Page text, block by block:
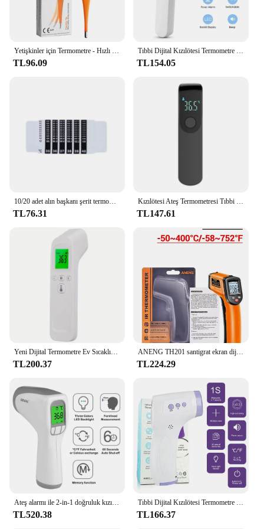
Yetişkinler için Termometre - Hızlı Okuma, Doğru Ateş Termometresi, Bazal Dijital Termometre
TL96.09
Tıbbi Dijital Kızılötesi Termometre Hızlı Sıcaklık Ölçümü Ev kullanımı El Vücut Alın temassız Termometre
TL154.05
TL76.31 TL147.61
TL200.37
ANENG TH201 santigrat ekran dijital kızılötesi termometre son derece hassas temassız sıcaklık ölçüm tabancası higrometre
TL224.29
TL520.38 TL166.37